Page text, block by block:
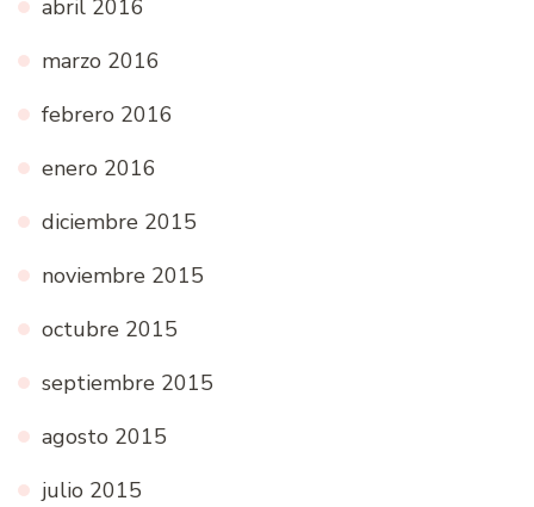
abril 2016
marzo 2016
febrero 2016
enero 2016
diciembre 2015
noviembre 2015
octubre 2015
septiembre 2015
agosto 2015
julio 2015